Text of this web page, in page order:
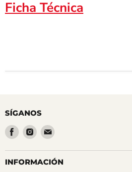
Ficha Técnica
SÍGANOS
Encuéntrenos
Facebook
Encuéntrenos
Instagram
Encuéntrenos
Correo
electrónico
INFORMACIÓN